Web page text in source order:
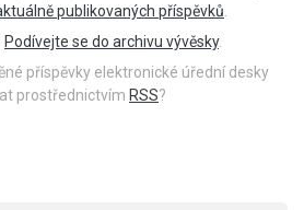
publikovaných příspěvků
Podívejte se do archivu vývěsky.
příspěvky elektronické úřední desky
prostřednictvím RSS?